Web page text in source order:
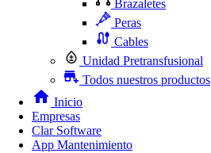
Brazaletes
Peras
Cables
Unidad Pretransfusional
Todos nuestros productos
Inicio
Empresas
Clar Software
App Mantenimiento